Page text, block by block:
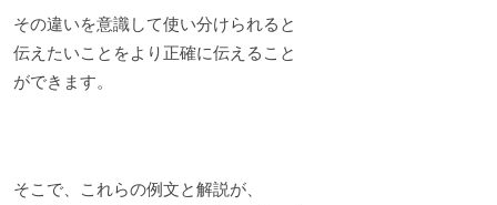
その違いを意識して使い分けられると
伝えたいことをより正確に伝えること
ができます。
そこで、これらの例文と解説が、